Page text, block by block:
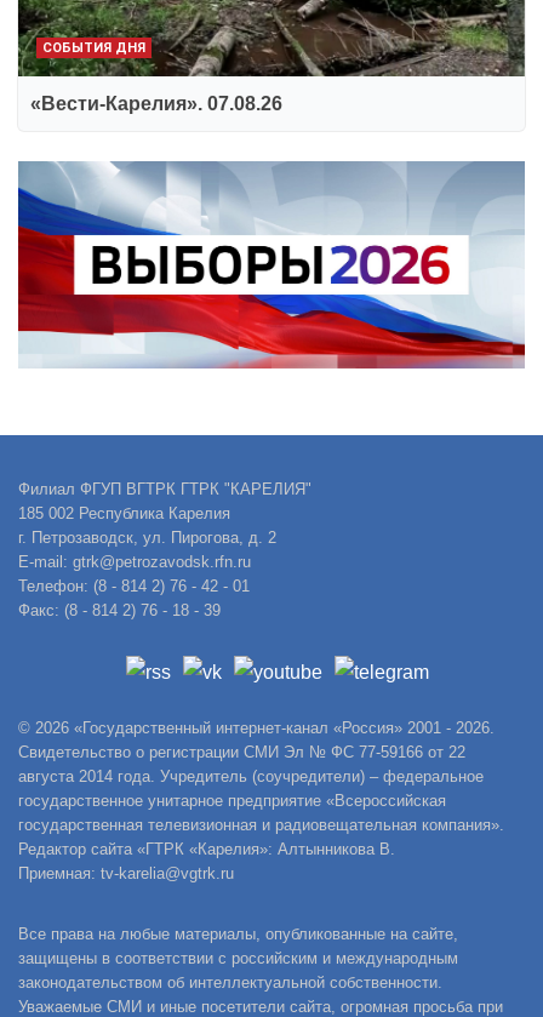
СОБЫТИЯ ДНЯ
«Вести-Карелия». 07.08.26
Филиал ФГУП ВГТРК ГТРК "КАРЕЛИЯ"
185 002 Республика Карелия
г. Петрозаводск, ул. Пирогова, д. 2
E-mail: gtrk@petrozavodsk.rfn.ru
Телефон: (8 - 814 2) 76 - 42 - 01
Факс: (8 - 814 2) 76 - 18 - 39
© 2026 «Государственный интернет-канал «Россия» 2001 - 2026.
Свидетельство о регистрации СМИ Эл № ФС 77-59166 от 22
августа 2014 года. Учредитель (соучредители) – федеральное
государственное унитарное предприятие «Всероссийская
государственная телевизионная и радиовещательная компания».
Редактор сайта «ГТРК «Карелия»: Алтынникова В.
Приемная: tv-karelia@vgtrk.ru
Все права на любые материалы, опубликованные на сайте,
защищены в соответствии с российским и международным
законодательством об интеллектуальной собственности.
Уважаемые СМИ и иные посетители сайта, огромная просьба при